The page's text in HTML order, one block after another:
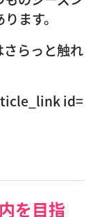
ます。
らっと触れ
id=
を目指